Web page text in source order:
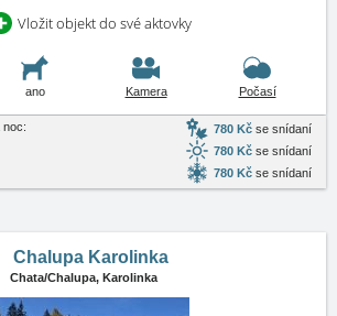
Vložit objekt do své aktovky
ano Kamera Počasí
noc: 780 Kč se snídaní
780 Kč se snídaní
780 Kč se snídaní
Chalupa Karolinka
Chata/Chalupa, Karolinka